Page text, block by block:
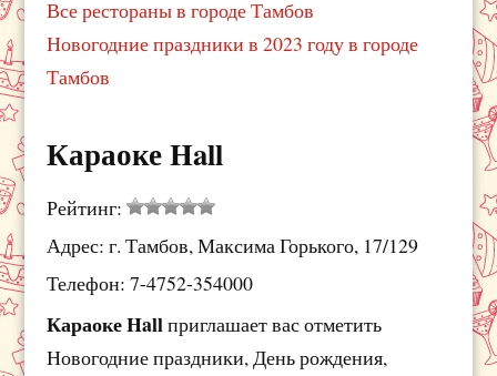
Все рестораны в городе Тамбов
Новогодние праздники в 2023 году в городе
Тамбов
Караоке Hall
Рейтинг:
Адрес: г. Тамбов, Максима Горького, 17/129
Телефон: 7-4752-354000
Караоке Hallприглашает вас отметить
Новогодние праздники, День рождения,